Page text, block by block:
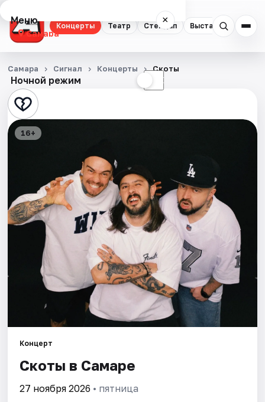
Концерты Театр Стендап Выставки
Меню ×
Самара
Концерты
Театр
Стендап
Экскурсии
Спорт
События
Площадки
Артисты
Ночной режим ☾
Самара Сигнал Концерты Скоты
16+
Концерт
Скоты в Самаре
27 ноября 2026 • пятница